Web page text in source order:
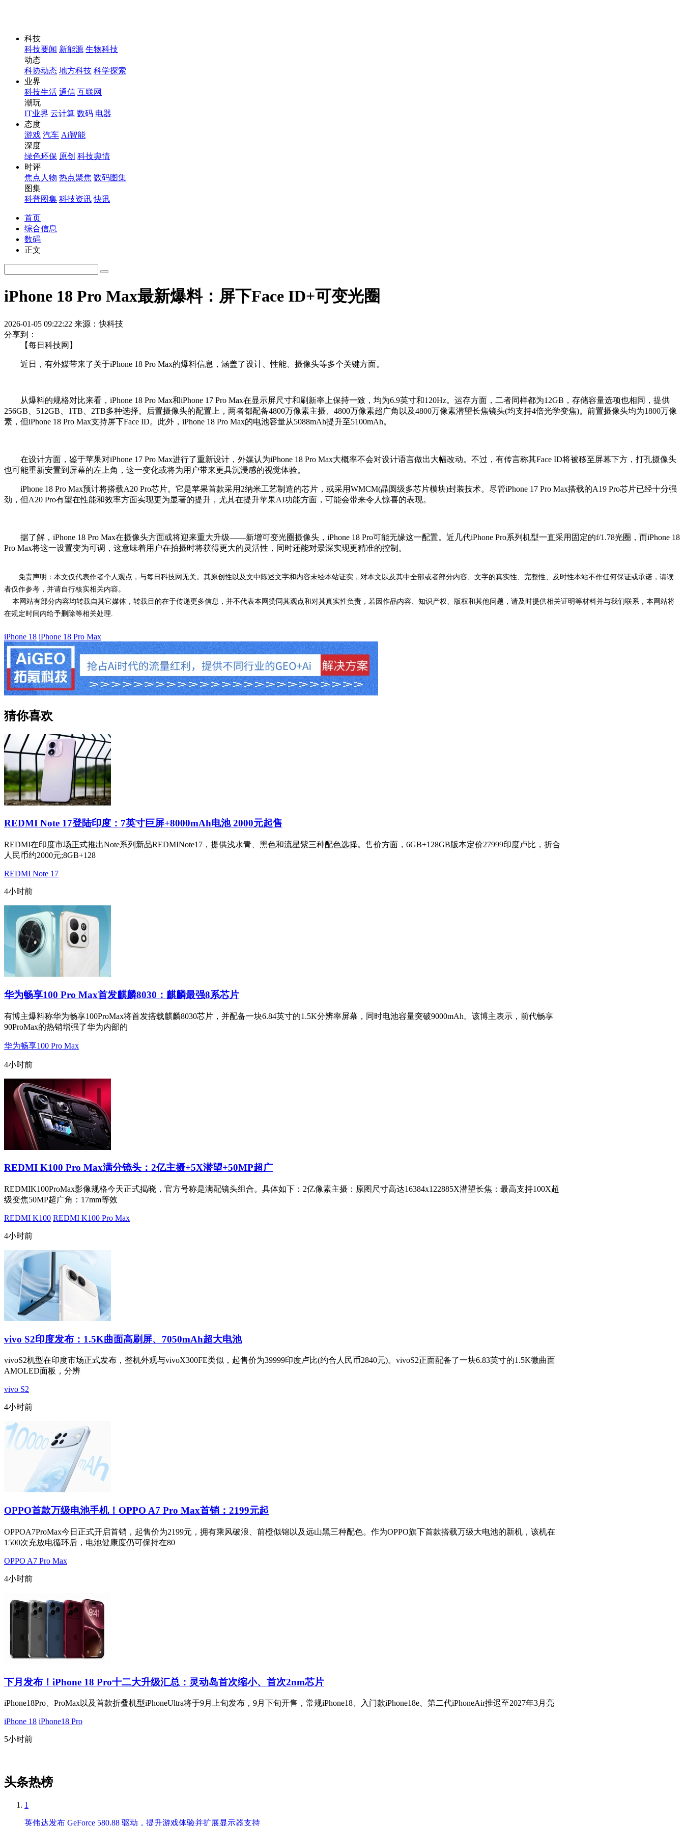
科技
科技要闻 新能源 生物科技
动态
科协动态 地方科技 科学探索
业界
科技生活 通信 互联网
潮玩
IT业界 云计算 数码 电器
态度
游戏 汽车 Ai智能
深度
绿色环保 原创 科技舆情
时评
焦点人物 热点聚焦 数码图集
图集
科普图集 科技资讯 快讯
首页
综合信息
数码
正文
iPhone 18 Pro Max最新爆料：屏下Face ID+可变光圈
2026-01-05 09:22:22 来源：快科技
分享到：
【每日科技网】
近日，有外媒带来了关于iPhone 18 Pro Max的爆料信息，涵盖了设计、性能、摄像头等多个关键方面。
从爆料的规格对比来看，iPhone 18 Pro Max和iPhone 17 Pro Max在显示屏尺寸和刷新率上保持一致，均为6.9英寸和120Hz。运存方面，二者同样都为12GB，存储容量选项也相同，提供
256GB、512GB、1TB、2TB多种选择。后置摄像头的配置上，两者都配备4800万像素主摄、4800万像素超广角以及4800万像素潜望长焦镜头(均支持4倍光学变焦)。前置摄像头均为1800万像
素，但iPhone 18 Pro Max支持屏下Face ID。此外，iPhone 18 Pro Max的电池容量从5088mAh提升至5100mAh。
在设计方面，鉴于苹果对iPhone 17 Pro Max进行了重新设计，外媒认为iPhone 18 Pro Max大概率不会对设计语言做出大幅改动。不过，有传言称其Face ID将被移至屏幕下方，打孔摄像头
也可能重新安置到屏幕的左上角，这一变化或将为用户带来更具沉浸感的视觉体验。
iPhone 18 Pro Max预计将搭载A20 Pro芯片。它是苹果首款采用2纳米工艺制造的芯片，或采用WMCM(晶圆级多芯片模块)封装技术。尽管iPhone 17 Pro Max搭载的A19 Pro芯片已经十分强
劲，但A20 Pro有望在性能和效率方面实现更为显著的提升，尤其在提升苹果AI功能方面，可能会带来令人惊喜的表现。
据了解，iPhone 18 Pro Max在摄像头方面或将迎来重大升级——新增可变光圈摄像头，iPhone 18 Pro可能无缘这一配置。近几代iPhone Pro系列机型一直采用固定的f/1.78光圈，而iPhone 18
Pro Max将这一设置变为可调，这意味着用户在拍摄时将获得更大的灵活性，同时还能对景深实现更精准的控制。
免责声明：本文仅代表作者个人观点，与每日科技网无关。其原创性以及文中陈述文字和内容未经本站证实，对本文以及其中全部或者部分内容、文字的真实性、完整性、及时性本站不作任何保证或承诺，请读
者仅作参考，并请自行核实相关内容。
本网站有部分内容均转载自其它媒体，转载目的在于传递更多信息，并不代表本网赞同其观点和对其真实性负责，若因作品内容、知识产权、版权和其他问题，请及时提供相关证明等材料并与我们联系，本网站将
在规定时间内给予删除等相关处理.
iPhone 18 iPhone 18 Pro Max
猜你喜欢
REDMI Note 17登陆印度：7英寸巨屏+8000mAh电池 2000元起售
REDMI在印度市场正式推出Note系列新品REDMINote17，提供浅水青、黑色和流星紫三种配色选择。售价方面，6GB+128GB版本定价27999印度卢比，折合
人民币约2000元;8GB+128
REDMI Note 17
4小时前
华为畅享100 Pro Max首发麒麟8030：麒麟最强8系芯片
有博主爆料称华为畅享100ProMax将首发搭载麒麟8030芯片，并配备一块6.84英寸的1.5K分辨率屏幕，同时电池容量突破9000mAh。该博主表示，前代畅享
90ProMax的热销增强了华为内部的
华为畅享100 Pro Max
4小时前
REDMI K100 Pro Max满分镜头：2亿主摄+5X潜望+50MP超广
REDMIK100ProMax影像规格今天正式揭晓，官方号称是满配镜头组合。具体如下：2亿像素主摄：原图尺寸高达16384x122885X潜望长焦：最高支持100X超
级变焦50MP超广角：17mm等效
REDMI K100 REDMI K100 Pro Max
4小时前
vivo S2印度发布：1.5K曲面高刷屏、7050mAh超大电池
vivoS2机型在印度市场正式发布，整机外观与vivoX300FE类似，起售价为39999印度卢比(约合人民币2840元)。vivoS2正面配备了一块6.83英寸的1.5K微曲面
AMOLED面板，分辨
vivo S2
4小时前
OPPO首款万级电池手机！OPPO A7 Pro Max首销：2199元起
OPPOA7ProMax今日正式开启首销，起售价为2199元，拥有乘风破浪、前橙似锦以及远山黑三种配色。作为OPPO旗下首款搭载万级大电池的新机，该机在
1500次充放电循环后，电池健康度仍可保持在80
OPPO A7 Pro Max
4小时前
下月发布！iPhone 18 Pro十二大升级汇总：灵动岛首次缩小、首次2nm芯片
iPhone18Pro、ProMax以及首款折叠机型iPhoneUltra将于9月上旬发布，9月下旬开售，常规iPhone18、入门款iPhone18e、第二代iPhoneAir推迟至2027年3月亮
iPhone 18 iPhone18 Pro
5小时前
头条热榜
1
英伟达发布 GeForce 580.88 驱动，提升游戏体验并扩展显示器支持